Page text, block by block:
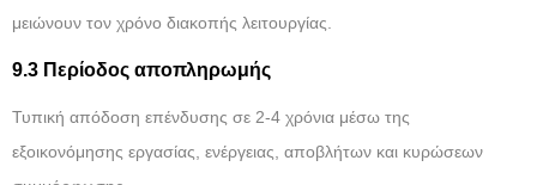
μειώνουν τον χρόνο διακοπής λειτουργίας.
9.3 Περίοδος αποπληρωμής
Τυπική απόδοση επένδυσης σε 2-4 χρόνια μέσω της
εξοικονόμησης εργασίας, ενέργειας, αποβλήτων και κυρώσεων